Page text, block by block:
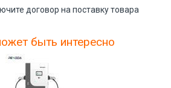
договор на поставку товара
быть интересно